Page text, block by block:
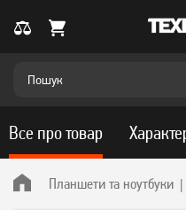
Планшети та ноутбуки
Все про товар